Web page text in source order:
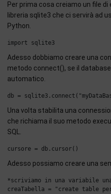
Per prima cosa creiamo un file
libreria sqlite3 che ci servirà ad
Python.
Adesso dobbiamo creare una
metodo connect(), se il
automatico.
Una volta stabilita una
che richiama il suo metodo
SQL.
Adesso possiamo creare una
*scriviamo in una variabile
creaTabella = "create table